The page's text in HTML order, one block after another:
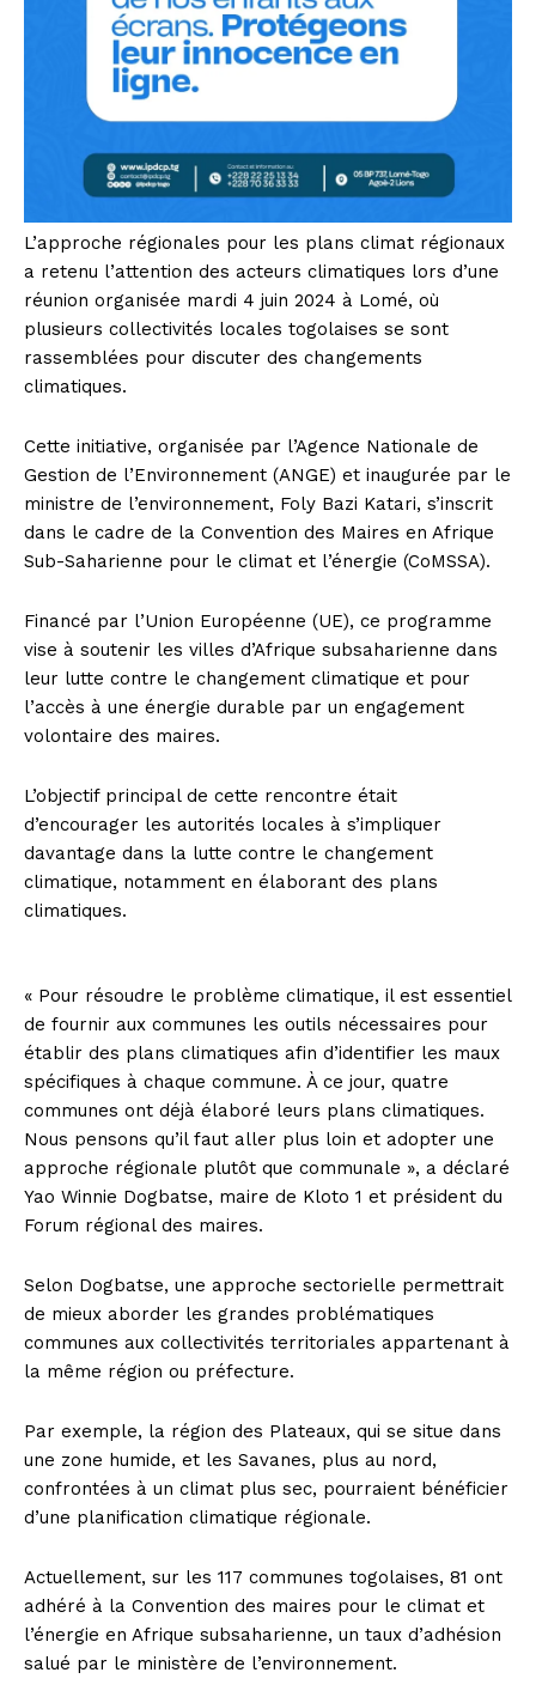
L’approche régionales pour les plans climat régionaux
a retenu l’attention des acteurs climatiques lors d’une
réunion organisée mardi 4 juin 2024 à Lomé, où
plusieurs collectivités locales togolaises se sont
rassemblées pour discuter des changements
climatiques.
Cette initiative, organisée par l’Agence Nationale de
Gestion de l’Environnement (ANGE) et inaugurée par le
ministre de l’environnement, Foly Bazi Katari, s’inscrit
dans le cadre de la Convention des Maires en Afrique
Sub-Saharienne pour le climat et l’énergie (CoMSSA).
Financé par l’Union Européenne (UE), ce programme
vise à soutenir les villes d’Afrique subsaharienne dans
leur lutte contre le changement climatique et pour
l’accès à une énergie durable par un engagement
volontaire des maires.
L’objectif principal de cette rencontre était
d’encourager les autorités locales à s’impliquer
davantage dans la lutte contre le changement
climatique, notamment en élaborant des plans
climatiques.
« Pour résoudre le problème climatique, il est essentiel
de fournir aux communes les outils nécessaires pour
établir des plans climatiques afin d’identifier les maux
spécifiques à chaque commune. À ce jour, quatre
communes ont déjà élaboré leurs plans climatiques.
Nous pensons qu’il faut aller plus loin et adopter une
approche régionale plutôt que communale », a déclaré
Yao Winnie Dogbatse, maire de Kloto 1 et président du
Forum régional des maires.
Selon Dogbatse, une approche sectorielle permettrait
de mieux aborder les grandes problématiques
communes aux collectivités territoriales appartenant à
la même région ou préfecture.
Par exemple, la région des Plateaux, qui se situe dans
une zone humide, et les Savanes, plus au nord,
confrontées à un climat plus sec, pourraient bénéficier
d’une planification climatique régionale.
Actuellement, sur les 117 communes togolaises, 81 ont
adhéré à la Convention des maires pour le climat et
l’énergie en Afrique subsaharienne, un taux d’adhésion
salué par le ministère de l’environnement.